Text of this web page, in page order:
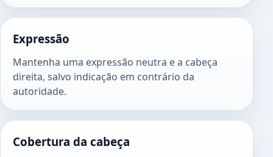
Expressão
Mantenha uma expressão neutra e a cabeça
direita, salvo indicação em contrário da
autoridade.
Cobertura da cabeça